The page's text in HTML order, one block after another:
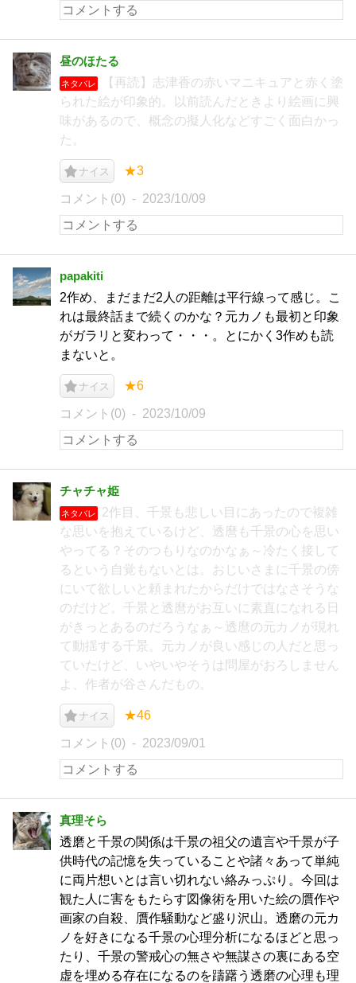
昼のほたる
ネタバレ
【再読】志津香の赤いマニキュアと赤く塗
られた絵が印象的。以前読んだときより絵画に興
味があるので、概念の擬人化などすごく面白かっ
た。
ナイス ★3
コメント(0) 2023/10/09
papakiti
2作め、まだまだ2人の距離は平行線って感じ。こ
れは最終話まで続くのかな？元カノも最初と印象
がガラリと変わって・・・。とにかく3作めも読
まないと。
ナイス ★6
コメント(0) 2023/10/09
チャチャ姫
ネタバレ
2作目、千景も悲しい目にあったので複雑
な思いを抱えているけど、透麿も千景の心を思い
やってる？そのつもりなのかなぁ～冷たく接して
るという自覚もないとは。おじいさまに千景の傍
にいて欲しいと頼まれたからだけではなさそうな
のだけど。千景と透麿がお互いに素直になれる日
がきっとあるのだろうなぁ～透麿の元カノが現れ
て動揺する千景。元カノが良い感じの人だと思っ
ていたけど、いやいやそうは問屋がおろしません
よ、作者が谷さんだもの。
ナイス ★46
コメント(0) 2023/09/01
真理そら
透磨と千景の関係は千景の祖父の遺言や千景が子
供時代の記憶を失っていることや諸々あって単純
に両片想いとは言い切れない絡みっぷり。今回は
観た人に害をもたらす図像術を用いた絵の贋作や
画家の自殺、贋作騒動など盛り沢山。透磨の元カ
ノを好きになる千景の心理分析になるほどと思っ
たり、千景の警戒心の無さや無謀さの裏にある空
虚を埋める存在になるのを躊躇う透磨の心理も理